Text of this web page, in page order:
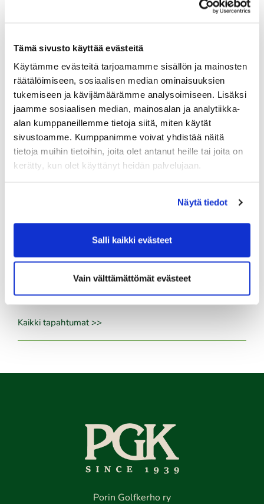
Tämä sivusto käyttää evästeitä
Käytämme evästeitä tarjoamamme sisällön ja mainosten
räätälöimiseen, sosiaalisen median ominaisuuksien
tukemiseen ja kävijämäärämme analysoimiseen. Lisäksi
jaamme sosiaalisen median, mainosalan ja analytiikka-
alan kumppaneillemme tietoja siitä, miten käytät
sivustoamme. Kumppanimme voivat yhdistää näitä
tietoja muihin tietoihin, joita olet antanut heille tai joita on
kerätty, kun olet käyttänyt heidän palvelujaan.
Näytä tiedot
Salli kaikki evästeet
Vain välttämättömät evästeet
Tulevat tapahtumat
Skini-ilta 5
06.08.
Naisten maksuton ryhmäopetus to 6.8. klo 19:00-20:00
IKH Milwaukee Open
Kaikki tapahtumat >>
Porin Golfkerho ry